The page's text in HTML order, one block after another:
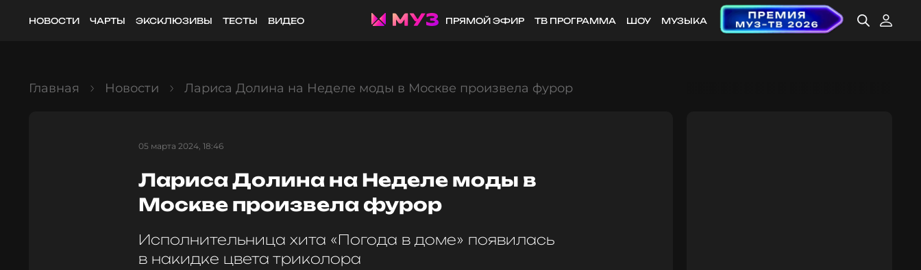
НОВОСТИ ЧАРТЫ ЭКСКЛЮЗИВЫ ТЕСТЫ ВИДЕО ПРЯМОЙ ЭФИР ТВ ПРОГРАММА ШОУ МУЗЫКА
Главная Новости Лариса Долина на Неделе моды в Москве произвела фурор
05 марта 2024, 18:46
Лариса Долина на Неделе моды в
Москве произвела фурор
Исполнительница хита «Погода в доме» появилась
в накидке цвета триколора